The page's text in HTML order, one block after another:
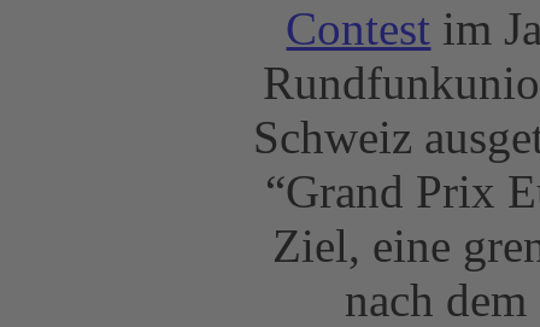
Contest im
Schweiz
“Grand Prix
Ziel, eine
nach